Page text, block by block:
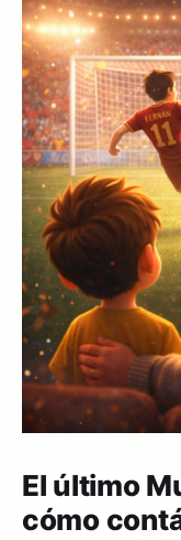
El último
cómo